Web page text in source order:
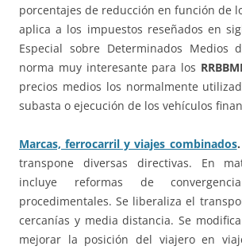
porcentajes de reducción en función de
aplica a los impuestos reseñados en
Especial sobre Determinados Medios
norma muy interesante para los
precios medios los normalmente
subasta o ejecución de los vehículos
Marcas, ferrocarril y viajes combinados.
transpone diversas directivas. En
incluye reformas de
procedimentales. Se liberaliza el
cercanías y media distancia. Se modifica
mejorar la posición del viajero en